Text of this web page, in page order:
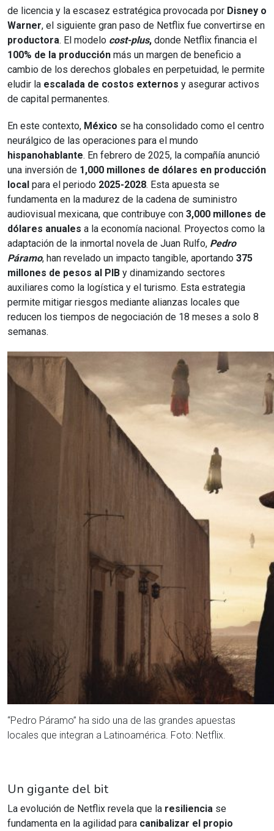
de licencia y la escasez estratégica provocada por Disney o
Warner, el siguiente gran paso de Netflix fue convertirse en
productora. El modelo cost-plus, donde Netflix financia el
100% de la producción más un margen de beneficio a
cambio de los derechos globales en perpetuidad, le permite
eludir la escalada de costos externos y asegurar activos
de capital permanentes.
En este contexto, México se ha consolidado como el centro
neurálgico de las operaciones para el mundo
hispanohablante. En febrero de 2025, la compañía anunció
una inversión de 1,000 millones de dólares en producción
local para el periodo 2025-2028. Esta apuesta se
fundamenta en la madurez de la cadena de suministro
audiovisual mexicana, que contribuye con 3,000 millones de
dólares anuales a la economía nacional. Proyectos como la
adaptación de la inmortal novela de Juan Rulfo, Pedro
Páramo, han revelado un impacto tangible, aportando 375
millones de pesos al PIB y dinamizando sectores
auxiliares como la logística y el turismo. Esta estrategia
permite mitigar riesgos mediante alianzas locales que
reducen los tiempos de negociación de 18 meses a solo 8
semanas.
“Pedro Páramo” ha sido una de las grandes apuestas
locales que integran a Latinoamérica. Foto: Netflix.
Un gigante del bit
La evolución de Netflix revela que la resiliencia se
fundamenta en la agilidad para canibalizar el propio